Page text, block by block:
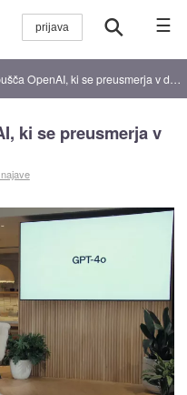
☰
OpenAI, ki se preusmerja v dobičkonosnost
ki se preusmerja v